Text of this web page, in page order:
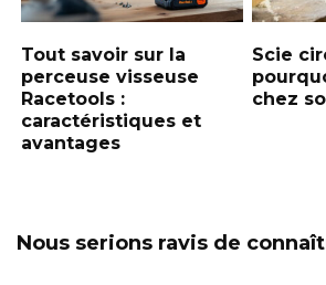
Tout savoir sur la
perceuse visseuse
Racetools :
caractéristiques et
avantages
Scie
chez
Nous serions ravis de